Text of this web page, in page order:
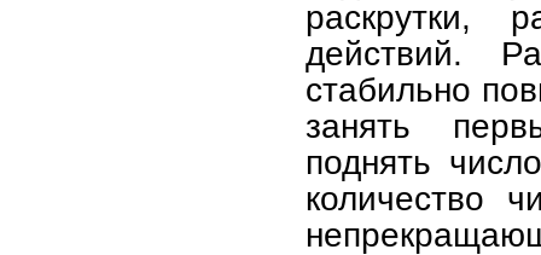
раскрутки,
действий.
стабильно
занять
поднять
количество